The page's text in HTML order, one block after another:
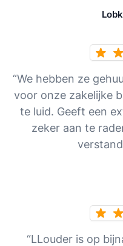
“We hebben ze
voor onze zakelijke
te luid. Geeft een
zeker aan te
“LLouder is op